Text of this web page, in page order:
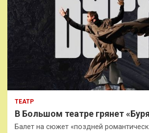
ТЕАТР
В Большом театре грянет
Балет на сюжет «поздней